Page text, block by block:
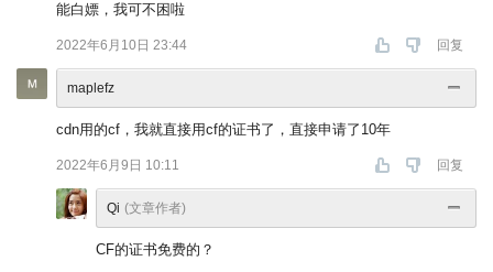
能白嫖，我可不困啦
2022年6月10日 23:44 回复
maplefz
cdn用的cf，我就直接用cf的证书了，直接申请了10年
2022年6月9日 10:11 回复
Qi (文章作者)
CF的证书免费的？